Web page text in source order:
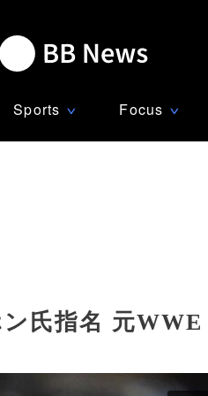
Sports ∨ Focus ∨
氏指名 元